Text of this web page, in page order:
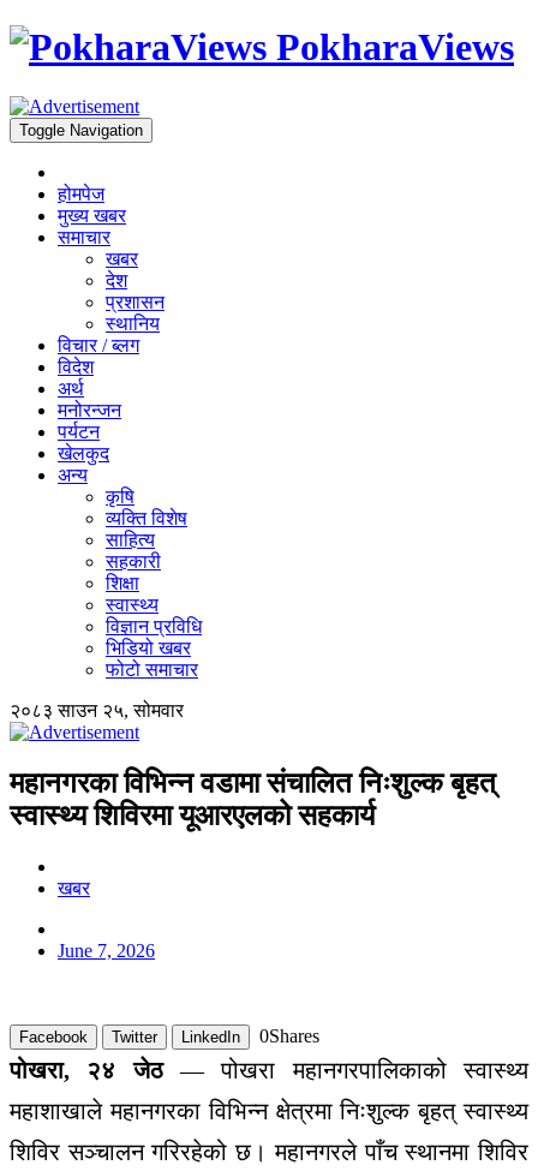
PokharaViews
Toggle Navigation
होमपेज
मुख्य खबर
समाचार
खबर
देश
प्रशासन
स्थानिय
विचार / ब्लग
विदेश
अर्थ
मनोरन्जन
पर्यटन
खेलकुद
अन्य
कृषि
व्यक्ति विशेष
साहित्य
सहकारी
शिक्षा
स्वास्थ्य
विज्ञान प्रविधि
भिडियो खबर
फोटो समाचार
२०८३ साउन २५, सोमवार
महानगरका विभिन्न वडामा संचालित निःशुल्क बृहत्
स्वास्थ्य शिविरमा यूआरएलको सहकार्य
खबर
June 7, 2026
Facebook Twitter LinkedIn 0Shares
पोखरा, २४ जेठ— पोखरा महानगरपालिकाको स्वास्थ्य
महाशाखाले महानगरका विभिन्न क्षेत्रमा निःशुल्क बृहत् स्वास्थ्य
शिविर सञ्चालन गरिरहेको छ। महानगरले पाँच स्थानमा शिविर